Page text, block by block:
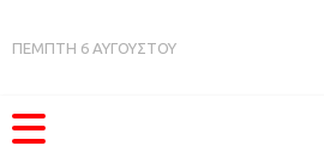
ΠΕΜΠΤΗ 6 ΑΥΓΟΥΣΤΟΥ